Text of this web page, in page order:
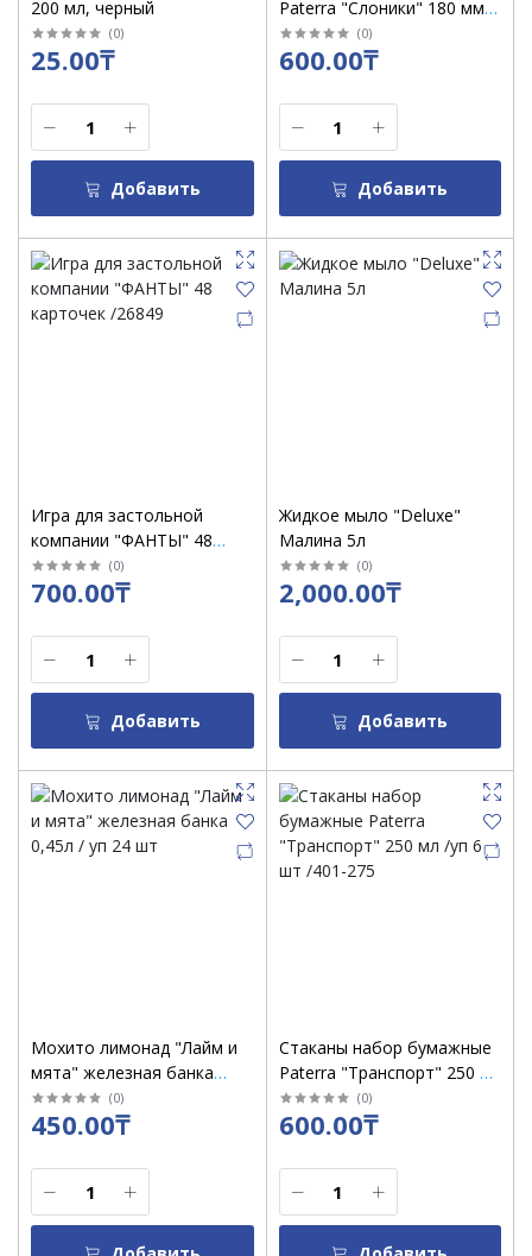
200 мл, черный
(0)
25.00₸
Добавить
Paterra "Слоники" 180 мм /
уп 6 шт /401-879
(0)
600.00₸
Добавить
Игра для застольной
компании "ФАНТЫ" 48
карточек /26849
(0)
700.00₸
Добавить
Жидкое мыло "Deluxe"
Малина 5л
(0)
2,000.00₸
Добавить
Мохито лимонад "Лайм и
мята" железная банка
0,45л / уп 24 шт
(0)
450.00₸
Стаканы набор бумажные
Paterra "Транспорт" 250 мл
/уп 6 шт /401-275
(0)
600.00₸